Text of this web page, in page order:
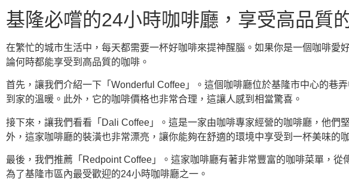
基隆必嚐的24小時咖啡廳，享受高品質
在繁忙的城市生活中，每天都需要一杯好咖啡來提神醒腦。如果你是一個咖啡
論何時都能享受到高品質的咖啡。
首先，讓我們介紹一下「Wonderful Coffee」。這個咖啡廳位於基隆市中心的巷
到家的溫暖。此外，它的咖啡價格也非常合理，這讓人感到相當驚喜。
接下來，讓我們看看「Dali Coffee」。這是一家由咖啡專家經營的咖啡廳，他
外，這家咖啡廳的裝潢也非常漂亮，讓你能夠在舒適的環境中享受到一杯美味的
最後，我們推薦「Redpoint Coffee」。這家咖啡廳有著非常豐富的咖啡菜單，
為了基隆市區內最受歡迎的24小時咖啡廳之一。